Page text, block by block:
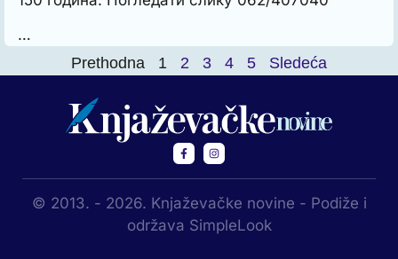
…
Prethodna
1 2 3 4 5 Sledeća
© 2013. - 2026. Knjaževačke novine - Podiže i
održava SimpleLook